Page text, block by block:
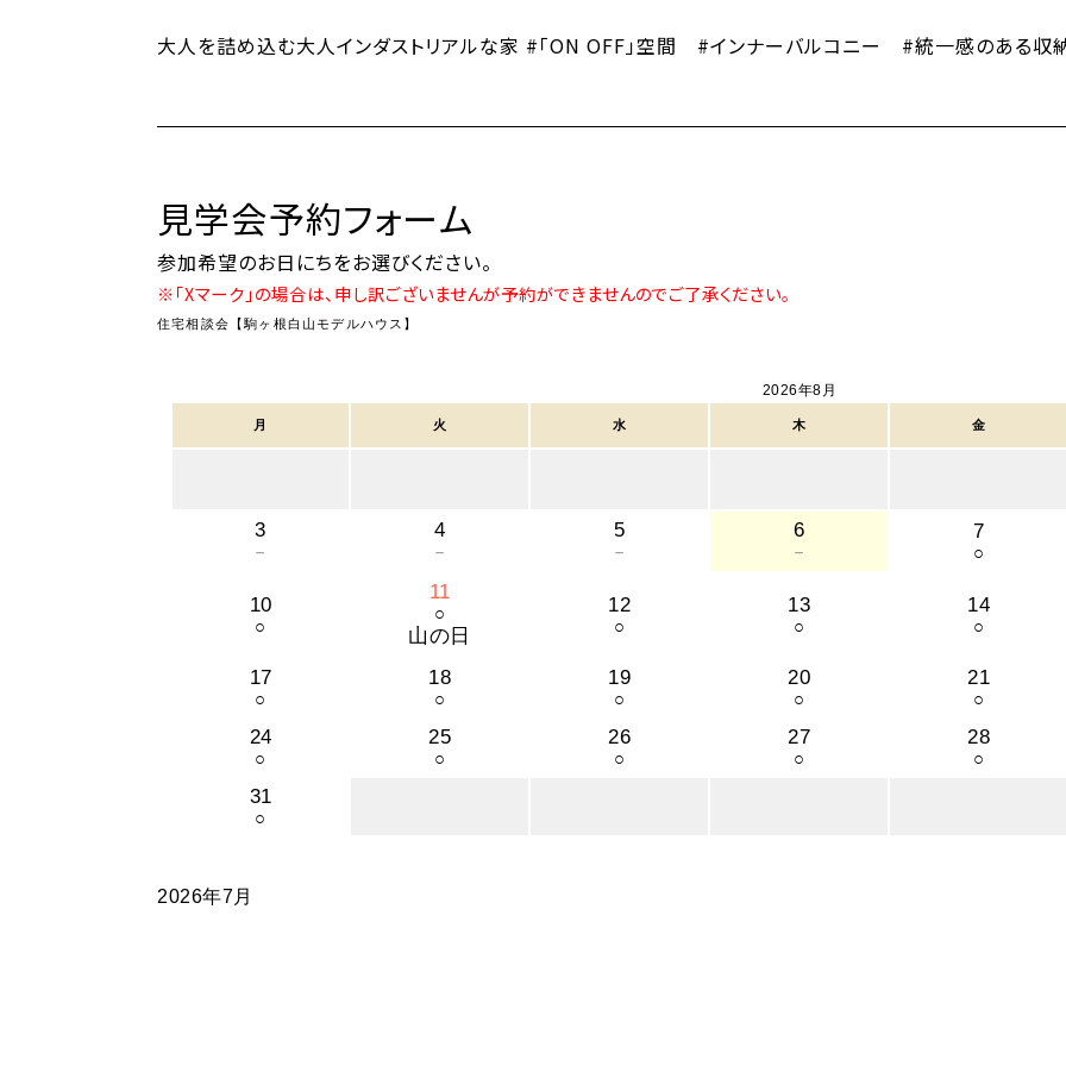
大人を詰め込む大人インダストリアルな家 #「ON OFF」空間 #インナーバルコニー #統一感のある収
見学会予約フォーム
参加希望のお日にちをお選びください。
※「Xマーク」の場合は、申し訳ございませんが予約ができませんのでご了承ください。
住宅相談会【駒ヶ根白山モデルハウス】
2026年8月
月 火 水 木 金
3
－
4
－
5
－
6
－
7
○
10
○
11
○
山の日
12
○
13
○
14
○
17
○
18
○
19
○
20
○
21
○
24
○
25
○
26
○
27
○
28
○
31
○
2026年7月